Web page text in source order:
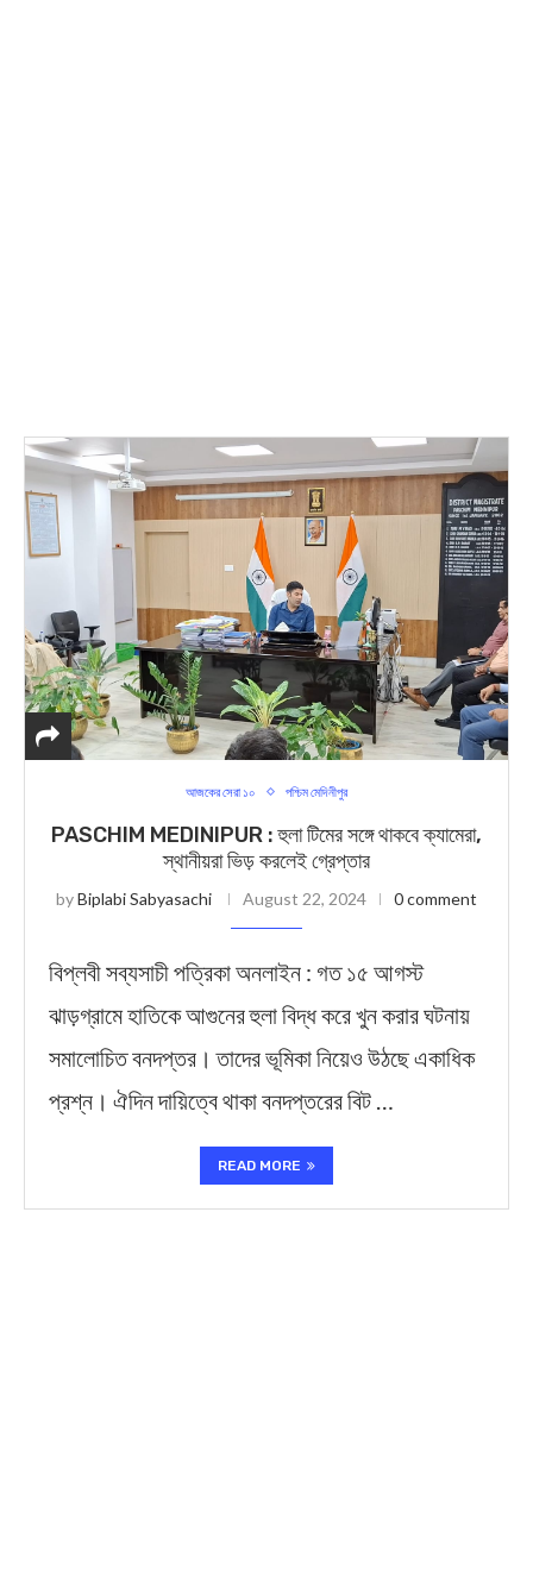
আজকের সেরা ১০ পশ্চিম মেদিনীপুর
PASCHIM MEDINIPUR : হুলা টিমের সঙ্গে থাকবে ক্যামেরা,
স্থানীয়রা ভিড় করলেই গ্রেপ্তার
byBiplabi Sabyasachi August 22, 2024 0 comment
বিপ্লবী সব্যসাচী পত্রিকা অনলাইন : গত ১৫ আগস্ট
ঝাড়গ্রামে হাতিকে আগুনের হুলা বিদ্ধ করে খুন করার ঘটনায়
সমালোচিত বনদপ্তর। তাদের ভূমিকা নিয়েও উঠছে একাধিক
প্রশ্ন। ঐদিন দায়িত্বে থাকা বনদপ্তরের বিট …
READ MORE